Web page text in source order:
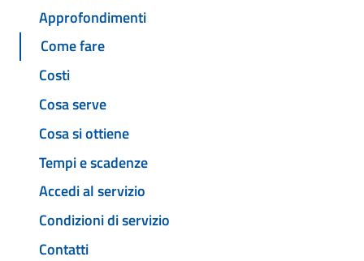
Approfondimenti
Come fare
Costi
Cosa serve
Cosa si ottiene
Tempi e scadenze
Accedi al servizio
Condizioni di servizio
Contatti